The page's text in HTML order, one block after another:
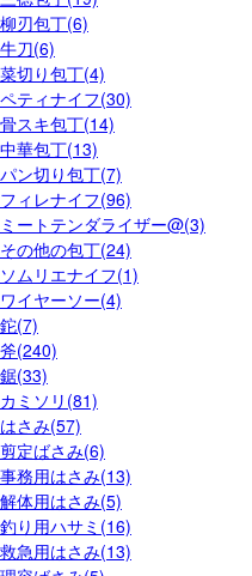
柳刃包丁(6)
牛刀(6)
菜切り包丁(4)
ペティナイフ(30)
骨スキ包丁(14)
中華包丁(13)
パン切り包丁(7)
フィレナイフ(96)
ミートテンダライザー@(3)
その他の包丁(24)
ソムリエナイフ(1)
ワイヤーソー(4)
鉈(7)
斧(240)
鋸(33)
カミソリ(81)
はさみ(57)
剪定ばさみ(6)
事務用はさみ(13)
解体用はさみ(5)
釣り用ハサミ(16)
救急用はさみ(13)